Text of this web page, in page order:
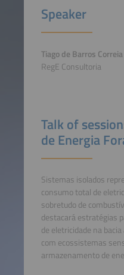
Speaker
Tiago de Barros Correia
RegE Consultoria
Talk of
de Energia
Sistemas isolados
consumo total de
sobretudo de
destacará estratégias
de eletricidade na
com ecossistemas
armazenamento de